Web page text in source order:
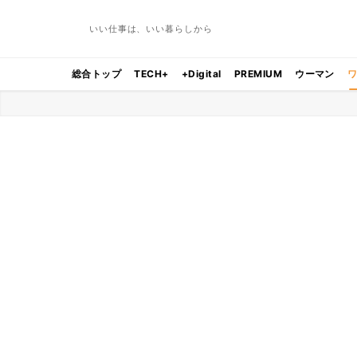
いい仕事は、いい暮らしから
総合トップ TECH+ +Digital PREMIUM ウーマン